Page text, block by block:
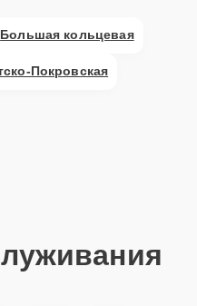
Большая кольцевая
Покровская